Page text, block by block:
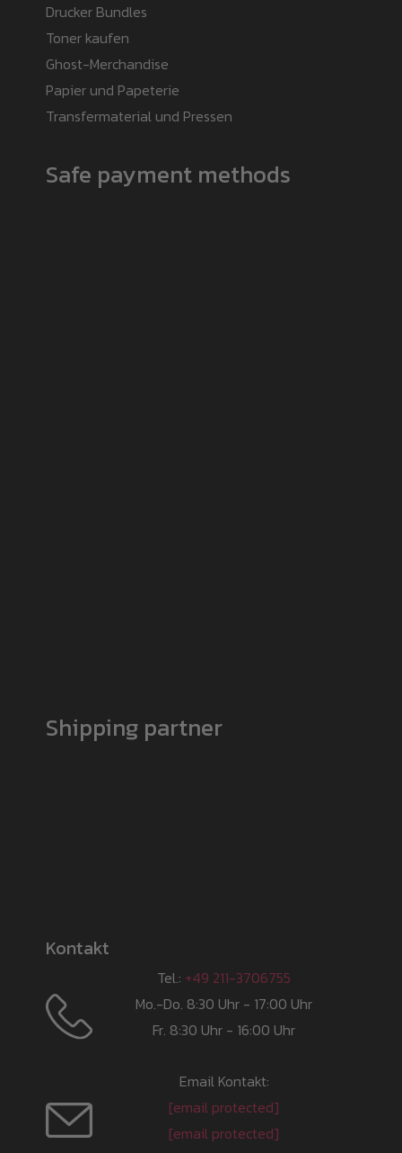
Drucker Bundles
Toner kaufen
Ghost-Merchandise
Papier und Papeterie
Transfermaterial und Pressen
Safe payment methods
Shipping partner
Kontakt
Tel.: +49 211-3706755
Mo.-Do. 8:30 Uhr - 17:00 Uhr
Fr. 8:30 Uhr - 16:00 Uhr
Email Kontakt:
[email protected]
[email protected]